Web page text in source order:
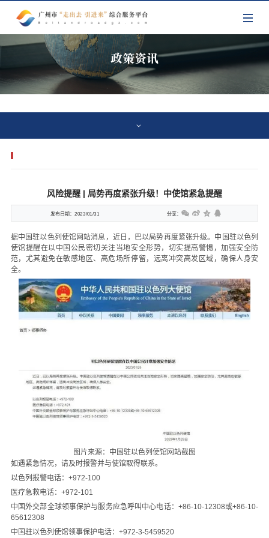
政策资讯
风险提醒 | 局势再度紧张升级！中使馆紧急提醒
发布日期： 2023/01/31 分享：
据中国驻以色列使馆网站消息，近日，巴以局势再度紧张升级。中国驻以色列
使馆提醒在以中国公民密切关注当地安全形势，切实提高警惕，加强安全防
范，尤其避免在敏感地区、高危场所停留，远离冲突高发区域，确保人身安
全。
图片来源：中国驻以色列使馆网站截图
如遇紧急情况，请及时报警并与使馆取得联系。
以色列报警电话：+972-100
医疗急救电话：+972-101
中国外交部全球领事保护与服务应急呼叫中心电话：+86-10-12308或+86-10-
65612308
中国驻以色列使馆领事保护电话：+972-3-5459520